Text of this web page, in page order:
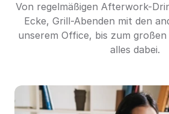
Von regelmäßigen Afterwork-
Ecke, Grill-Abenden mit den
unserem Office, bis zum
alles dabei.